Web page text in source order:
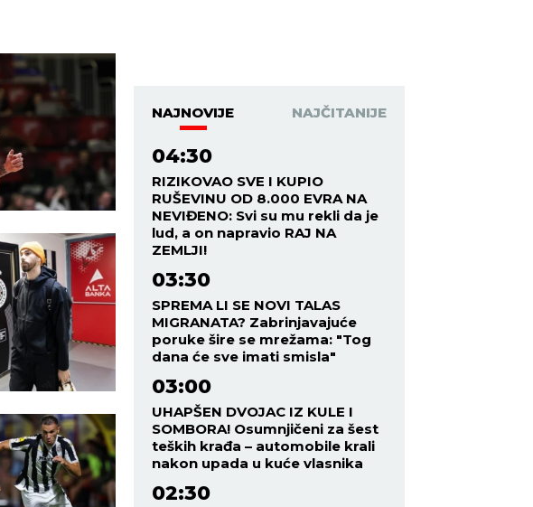
NAJNOVIJE NAJČITANIJE
04:30
RIZIKOVAO SVE I KUPIO
RUŠEVINU OD 8.000 EVRA NA
NEVIĐENO: Svi su mu rekli da je
lud, a on napravio RAJ NA
ZEMLJI!
03:30
SPREMA LI SE NOVI TALAS
MIGRANATA? Zabrinjavajuće
poruke šire se mrežama: "Tog
dana će sve imati smisla"
03:00
UHAPŠEN DVOJAC IZ KULE I
SOMBORA! Osumnjičeni za šest
teških krađa – automobile krali
nakon upada u kuće vlasnika
02:30